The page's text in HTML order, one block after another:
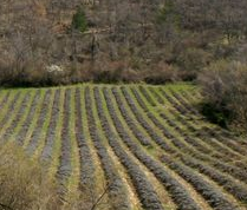
Manosque
Montagne de Lure